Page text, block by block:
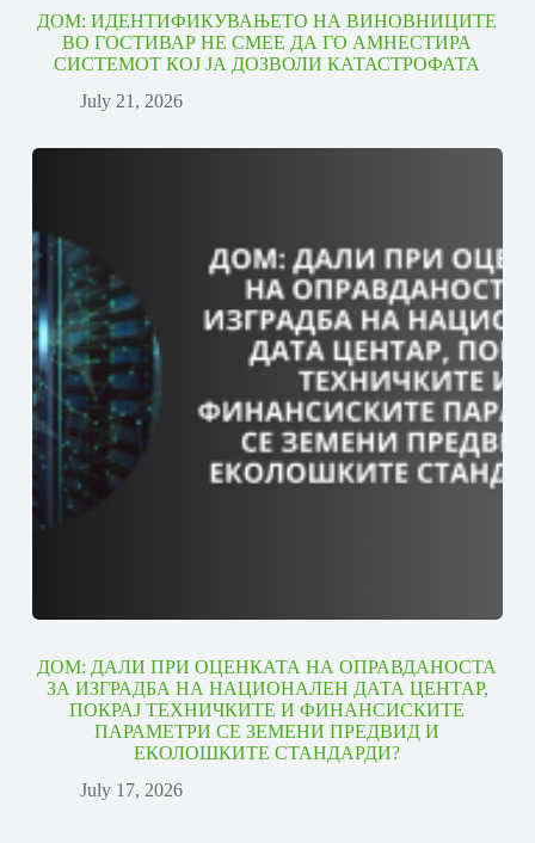
ДОМ: ИДЕНТИФИКУВАЊЕТО НА ВИНОВНИЦИТЕ
ВО ГОСТИВАР НЕ СМЕЕ ДА ГО АМНЕСТИРА
СИСТЕМОТ КОЈ ЈА ДОЗВОЛИ КАТАСТРОФАТА
July 21, 2026
ДОМ: ДАЛИ ПРИ ОЦЕНКАТА НА ОПРАВДАНОСТА
ЗА ИЗГРАДБА НА НАЦИОНАЛЕН ДАТА ЦЕНТАР,
ПОКРАЈ ТЕХНИЧКИТЕ И ФИНАНСИСКИТЕ
ПАРАМЕТРИ СЕ ЗЕМЕНИ ПРЕДВИД И
ЕКОЛОШКИТЕ СТАНДАРДИ?
July 17, 2026